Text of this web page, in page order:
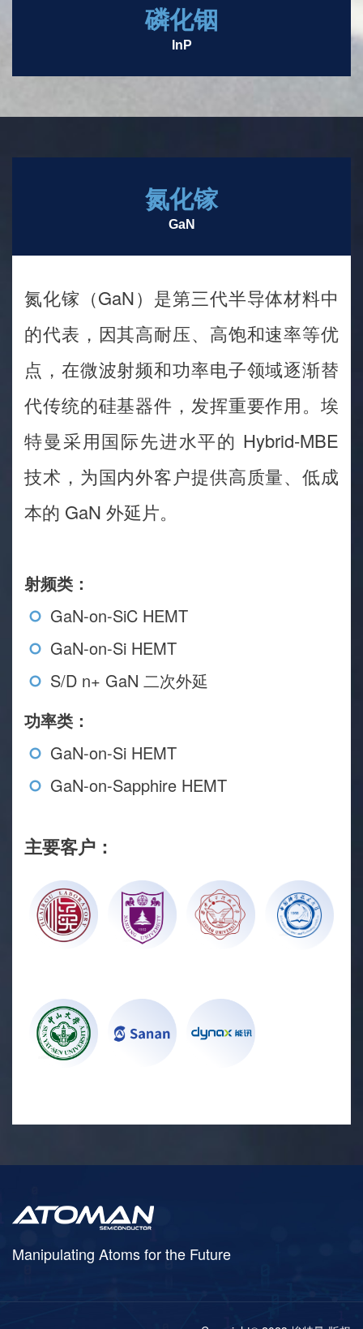
磷化铟
InP
氮化镓
GaN
氮化镓（GaN）是第三代半导体材料中
的代表，因其高耐压、高饱和速率等优
点，在微波射频和功率电子领域逐渐替
代传统的硅基器件，发挥重要作用。埃
特曼采用国际先进水平的 Hybrid-MBE
技术，为国内外客户提供高质量、低成
本的 GaN 外延片。
射频类：
GaN-on-SiC HEMT
GaN-on-Si HEMT
S/D n+ GaN 二次外延
功率类：
GaN-on-Si HEMT
GaN-on-Sapphire HEMT
主要客户：
Manipulating Atoms for the Future